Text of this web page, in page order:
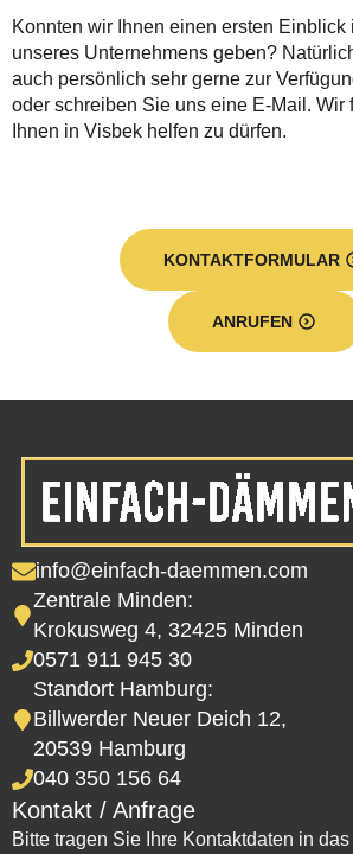
Konnten wir Ihnen einen ersten Einblick
unseres Unternehmens geben?
auch persönlich sehr gerne zur
oder schreiben Sie uns eine E-Mail. Wir
Ihnen in Visbek helfen zu dürfen.
KONTAKTFORMULAR
ANRUFEN
info@einfach-daemmen.com
Zentrale Minden:
Krokusweg 4, 32425 Minden
0571 911 945 30
Standort Hamburg:
Billwerder Neuer Deich 12,
20539 Hamburg
040 350 156 64
Kontakt / Anfrage
Bitte tragen Sie Ihre Kontaktdaten in